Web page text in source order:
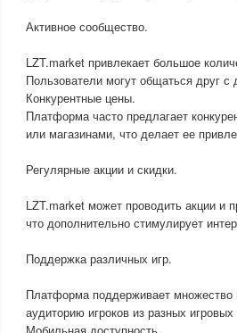
Активное сообщество.
LZT.market привлекает большое
Пользователи могут общаться друг
Конкурентные цены.
Платформа часто предлагает
или магазинами, что делает ее
Регулярные акции и скидки.
LZT.market может проводить акции и
что дополнительно стимулирует
Поддержка различных игр.
Платформа поддерживает множество
аудиторию игроков из разных